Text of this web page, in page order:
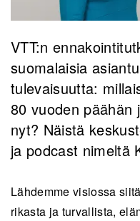
VTT:n
suomalaisia
tulevaisuutta:
80 vuoden päähän
nyt? Näistä
ja podcast nimeltä
Lähdemme visiossa
rikasta ja turvallista,